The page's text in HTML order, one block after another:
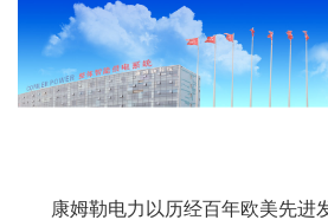
康姆勒电力以历经百年欧美先进